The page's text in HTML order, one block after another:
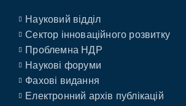
Науковий відділ
Сектор інноваційного розвитку
Проблемна НДР
Наукові форуми
Фахові видання
Електронний архів публікацій